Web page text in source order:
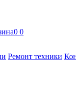
0 0
Ремонт техники